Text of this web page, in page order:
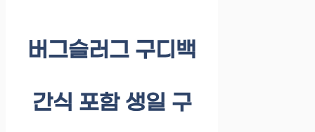
버그슬러그 구디백
간식 포함 생일 구